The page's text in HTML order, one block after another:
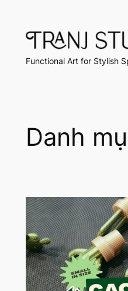
phần
Functional Art for Stylish
Danh